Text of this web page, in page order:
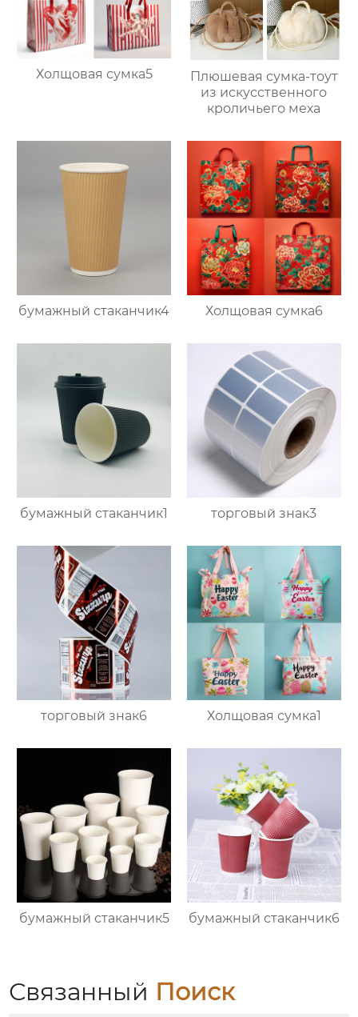
Холщовая сумка5
Плюшевая сумка-тоут
из искусственного
кроличьего меха
бумажный стаканчик4 Холщовая сумка6
бумажный стаканчик1 торговый знак3
торговый знак6 Холщовая сумка1
бумажный стаканчик5 бумажный стаканчик6
Связанный Поиск